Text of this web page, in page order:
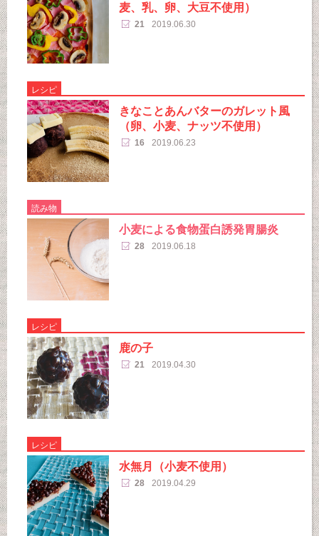
麦、乳、卵、大豆不使用）
21 2019.06.30
レシピ
きなことあんバターのガレット風
（卵、小麦、ナッツ不使用）
16 2019.06.23
読み物
小麦による食物蛋白誘発胃腸炎
28 2019.06.18
レシピ
鹿の子
21 2019.04.30
レシピ
水無月（小麦不使用）
28 2019.04.29